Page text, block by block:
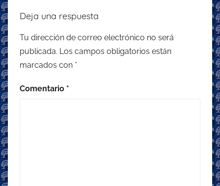
Deja una respuesta
Tu dirección de correo electrónico no será
publicada. Los campos obligatorios están
marcados con *
Comentario *